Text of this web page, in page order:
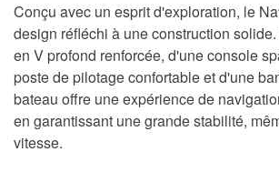
Conçu avec un esprit d'exploration, le
design réfléchi à une construction
en V profond renforcée, d'une console
poste de pilotage confortable et d'une
bateau offre une expérience de
en garantissant une grande stabilité,
vitesse.